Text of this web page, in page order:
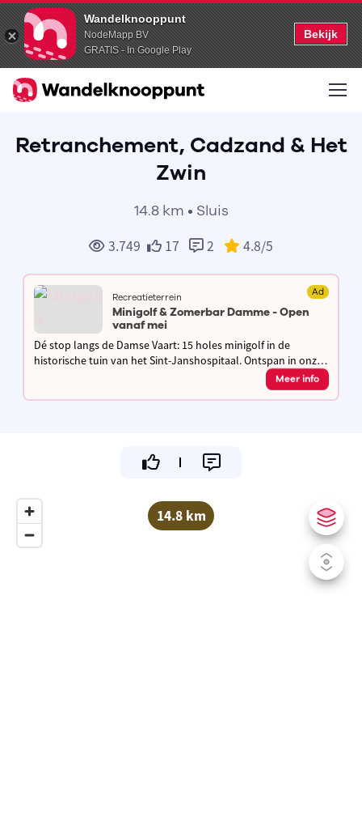
Wandelknooppunt
NodeMapp BV
GRATIS - In Google Play
Bekijk
Retranchement, Cadzand & Het
Zwin
14.8 km • Sluis
3.749 17 2 4.8/5
Recreatieterrein Ad
Minigolf & Zomerbar Damme - Open
vanaf mei
Dé stop langs de Damse Vaart: 15 holes minigolf in de
historische tuin van het Sint-Janshospitaal. Ontspan in onze
zomerbar met terras en streekbieren of een cocktail. Uniek
Meer info
14.8 km